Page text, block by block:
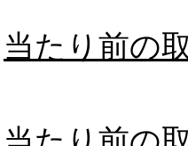
当たり前の